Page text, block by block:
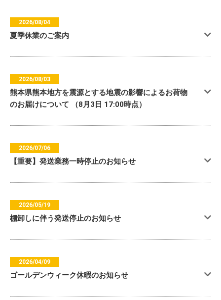
2026/08/04
夏季休業のご案内
2026/08/03
熊本県熊本地方を震源とする地震の影響によるお荷物
のお届けについて （8月3日 17:00時点）
2026/07/06
【重要】発送業務一時停止のお知らせ
2026/05/19
棚卸しに伴う発送停止のお知らせ
2026/04/09
ゴールデンウィーク休暇のお知らせ